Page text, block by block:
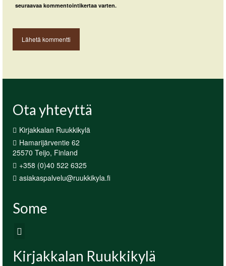
seuraavaa kommentointikertaa varten.
Ota yhteyttä
Kirjakkalan Ruukkikylä
Hamarijärventie 62
25570 Teijo, Finland
+358 (0)40 522 6325
asiakaspalvelu@ruukkikyla.fi
Some
Kirjakkalan Ruukkikylä